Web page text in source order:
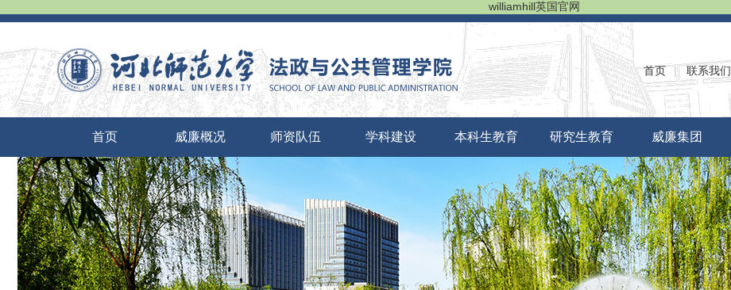
williamhill英国官网
首页 | 联系我们
首页 威廉概况 师资队伍 学科建设 本科生教育 研究生教育 威廉集团